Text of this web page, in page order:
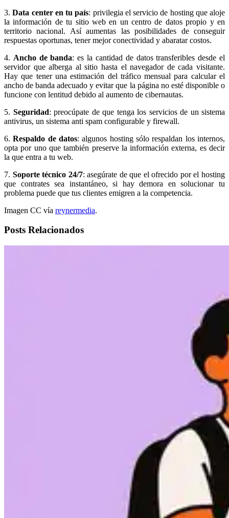
3.Data center en tu país: privilegia el servicio de hosting que aloje
la información de tu sitio web en un centro de datos propio y en
territorio nacional. Así aumentas las posibilidades de conseguir
respuestas oportunas, tener mejor conectividad y abaratar costos.
4. Ancho de banda: es la cantidad de datos transferibles desde el
servidor que alberga al sitio hasta el navegador de cada visitante.
Hay que tener una estimación del tráfico mensual para calcular el
ancho de banda adecuado y evitar que la página no esté disponible o
funcione con lentitud debido al aumento de cibernautas.
5. Seguridad: preocúpate de que tenga los servicios de un sistema
antivirus, un sistema anti spam configurable y firewall.
6.Respaldo de datos: algunos hosting sólo respaldan los internos,
opta por uno que también preserve la información externa, es decir
la que entra a tu web.
7. Soporte técnico 24/7: asegúrate de que el ofrecido por el hosting
que contrates sea instantáneo, si hay demora en solucionar tu
problema puede que tus clientes emigren a la competencia.
Imagen CC vía reynermedia.
Posts Relacionados